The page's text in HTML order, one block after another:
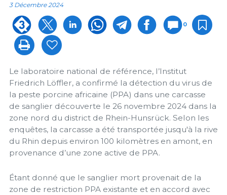
3 Décembre 2024
0
Le laboratoire national de référence, l’Institut
Friedrich Löffler, a confirmé la détection du virus de
la peste porcine africaine (PPA) dans une carcasse
de sanglier découverte le 26 novembre 2024 dans la
zone nord du district de Rhein-Hunsrück. Selon les
enquêtes, la carcasse a été transportée jusqu'à la rive
du Rhin depuis environ 100 kilomètres en amont, en
provenance d’une zone active de PPA.
Étant donné que le sanglier mort provenait de la
zone de restriction PPA existante et en accord avec